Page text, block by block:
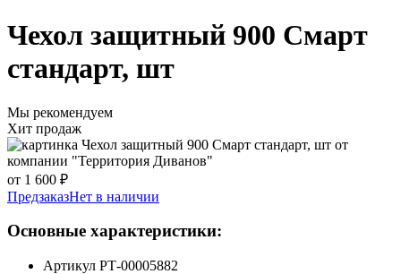
Чехол защитный 900 Смарт
стандарт, шт
Мы рекомендуем
Хит продаж
от 1 600 ₽
ПредзаказНет в наличии
Основные характеристики:
Артикул РТ-00005882